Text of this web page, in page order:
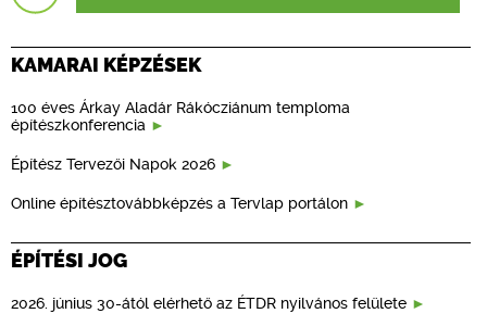
KAMARAI KÉPZÉSEK
100 éves Árkay Aladár Rákócziánum temploma
építészkonferencia
Építész Tervezői Napok 2026
Online építésztovábbképzés a Tervlap portálon
ÉPÍTÉSI JOG
2026. június 30-ától elérhető az ÉTDR nyilvános felülete